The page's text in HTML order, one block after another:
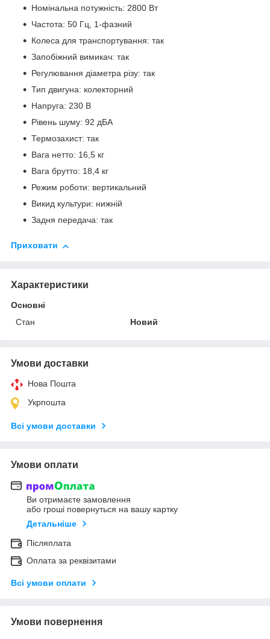
Номінальна потужність: 2800 Вт
Частота: 50 Гц, 1-фазний
Колеса для транспортування: так
Запобіжний вимикач: так
Регулювання діаметра різу: так
Тип двигуна: колекторний
Напруга: 230 В
Рівень шуму: 92 дБА
Термозахист: так
Вага нетто: 16,5 кг
Вага брутто: 18,4 кг
Режим роботи: вертикальний
Викид культури: нижній
Задня передача: так
Приховати
Характеристики
Основні
Стан
Новий
Умови доставки
Нова Пошта
Укрпошта
Всі умови доставки
Умови оплати
Ви отримаєте замовлення
або гроші повернуться на вашу картку
Детальніше
Післяплата
Оплата за реквізитами
Всі умови оплати
Умови повернення